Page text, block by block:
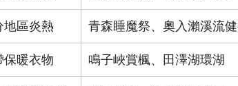
地區炎熱 青森睡魔祭、奧入瀨溪流
保暖衣物 鳴子峽賞楓、田澤湖環湖